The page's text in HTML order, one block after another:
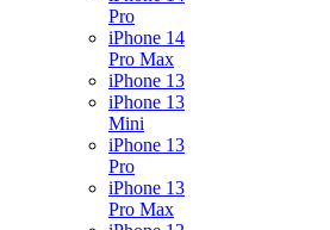
Pro
iPhone 14
Pro Max
iPhone 13
iPhone 13
Mini
iPhone 13
Pro
iPhone 13
Pro Max